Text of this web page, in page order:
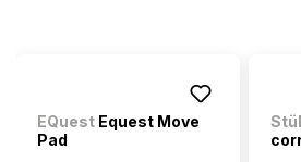
EQuest Equest Move
Pad